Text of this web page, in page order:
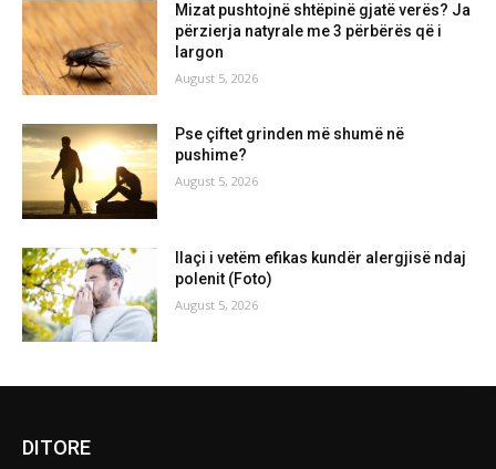
Mizat pushtojnë shtëpinë gjatë verës? Ja
përzierja natyrale me 3 përbërës që i
largon
August 5, 2026
Pse çiftet grinden më shumë në
pushime?
August 5, 2026
Ilaçi i vetëm efikas kundër alergjisë ndaj
polenit (Foto)
August 5, 2026
DITORE